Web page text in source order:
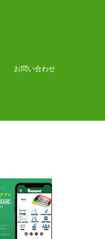
お問い合わせ